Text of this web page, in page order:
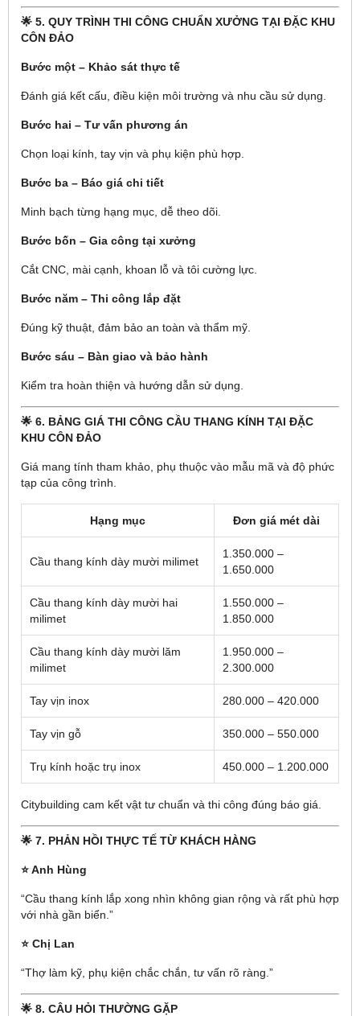
🌟 5. QUY TRÌNH THI CÔNG CHUẨN XƯỞNG TẠI ĐẶC KHU
CÔN ĐẢO
Bước một – Khảo sát thực tế
Đánh giá kết cấu, điều kiện môi trường và nhu cầu sử dụng.
Bước hai – Tư vấn phương án
Chọn loại kính, tay vịn và phụ kiện phù hợp.
Bước ba – Báo giá chi tiết
Minh bạch từng hạng mục, dễ theo dõi.
Bước bốn – Gia công tại xưởng
Cắt CNC, mài cạnh, khoan lỗ và tôi cường lực.
Bước năm – Thi công lắp đặt
Đúng kỹ thuật, đảm bảo an toàn và thẩm mỹ.
Bước sáu – Bàn giao và bảo hành
Kiểm tra hoàn thiện và hướng dẫn sử dụng.
🌟 6. BẢNG GIÁ THI CÔNG CẦU THANG KÍNH TẠI ĐẶC
KHU CÔN ĐẢO
Giá mang tính tham khảo, phụ thuộc vào mẫu mã và độ phức
tạp của công trình.
Hạng mục Đơn giá mét dài
Cầu thang kính dày mười milimet
1.350.000 –
1.650.000
Cầu thang kính dày mười hai
milimet
1.550.000 –
1.850.000
Cầu thang kính dày mười lăm
milimet
1.950.000 –
2.300.000
Tay vịn inox 280.000 – 420.000
Tay vịn gỗ 350.000 – 550.000
Trụ kính hoặc trụ inox 450.000 – 1.200.000
Citybuilding cam kết vật tư chuẩn và thi công đúng báo giá.
🌟 7. PHẢN HỒI THỰC TẾ TỪ KHÁCH HÀNG
⭐ Anh Hùng
“Cầu thang kính lắp xong nhìn không gian rộng và rất phù hợp
với nhà gần biển.”
⭐ Chị Lan
“Thợ làm kỹ, phụ kiện chắc chắn, tư vấn rõ ràng.”
🌟 8. CÂU HỎI THƯỜNG GẶP